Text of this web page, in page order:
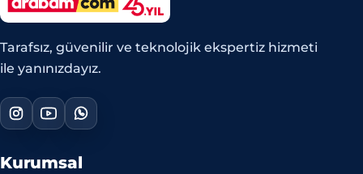
Tarafsız, güvenilir ve teknolojik ekspertiz hizmeti
ile yanınızdayız.
Kurumsal